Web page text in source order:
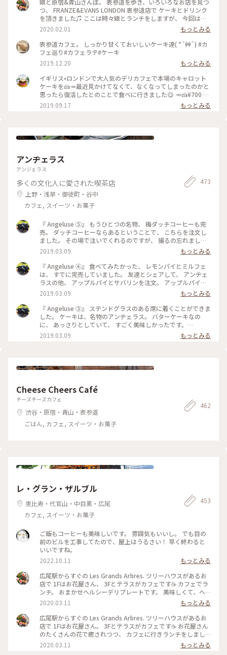
つ、 FRANZE&EVANS LONDON 表参道店で ケーキとドリンク
を頂きました♫ ここは時々娘とランチをしますが、 今回はケ
ーキを、私はビーツのカフェラテと一緒に♡ どのケーキもと
ってもかわいくて 美味しそうで迷いました。 私は今回パンプ
ディングのケーキで、 あたたかくて美味しかったです(o^^o)
居心地が良くホッとひと息。 パンプディングとカフェラテで
ゆっくりあたたまりました(^-^) #franzeandevanslondon #表
参道 #神宮前 #東京 #冬のおでかけ #わたしの街 #ケーキ #カフ
ェラテ #ビーツ #ラテアート #カフェ #青山
2020.02.01
もっとみる
表参道カフェ。 しっかり甘くておいしいケーキ達( *´艸`) #カ
フェ巡り#カフェラテ#ケーキ
2019.12.20
もっとみる
イギリス•ロンドンで大人気のデリカフェで本場のキャロット
ケーキを🍰🥕最近見かけてなくて、なくなってしまったのかと
思ったら復活したとのことで食べに行きました😋 🥕🍰¥700 #
フランツアンドエヴァンス #キャロットケーキ #表参道
2019.09.17 もっとみる
アンヂェラス
アンジェラス
多くの文化人に愛された喫茶店
上野・浅草・御徒町・谷中
カフェ, スイーツ・お菓子
473
『 Angeluse ⑤』 もうひとつの名物、 梅ダッチコーヒーも完
売。 ダッチコーヒーならあるということで、 こちらを注文し
ました。 その場で注いでくれるのですが、 撮るの忘れました
😅 美味しくいただきました。 最初で最後の訪問になりました
が、 本当に行くことが出来てよかったです。 #angeluse#アン
ヂェラス#浅草カフェ#ダッチコーヒー
2019.03.09
もっとみる
『 Angeluse ④』 食べてみたかった、 レモンパイとミルフェ
は、 すでに完売していました。 友達とシェアして、 アンヂェ
ラスの他、 アップルパイとサバリンを注文。 アップルパイ
は、みっちり。 サバリンは、しみしみでした。 #angeluse#ア
ンヂェラス#浅草カフェ#ケーキ#アップルパイ#サバリン
2019.03.09
もっとみる
『 Angeluse ③』 ステンドグラスのある席に着くことができま
した。 ケーキは、名物のアンヂェラス。 バターケーキなの
に、 あっさりとしていて、 すごく美味しかったです。
#angeluse#アンヂェラス#浅草カフェ#ケーキ#おやつ
2019.03.09 もっとみる
Cheese Cheers Café
チーズチーズカフェ
渋谷・原宿・青山・表参道
ごはん, カフェ, スイーツ・お菓子
462
レ・グラン・ザルブル
恵比寿・代官山・中目黒・広尾
カフェ, スイーツ・お菓子
453
ご飯もコーヒーも美味しいです。 雰囲気もいいし。 でも目の
前のビルを工事してたので、屋上はうるさい！ 早く終わると
いいですね。
2022.10.11
もっとみる
広尾駅からすぐの Les Grands Arbres. ツリーハウスがあるお
店で 1Fはお花屋さん、 3Fとテラスがカフェです☕️ カフェでラ
ンチ。 おまかせヘルシーデリプレートです。 美味しくて、ヘ
ルシー（*'∀'人）*+ 野菜がたっぷりとれます。 スープとパン
付きです🥪 #レグランザンブル #lesgrandsarbres #広尾 #東京
#わたしの街 #カフェ #花屋 #南麻布
2020.03.11
もっとみる
広尾駅からすぐの Les Grands Arbres. ツリーハウスがあるお
店で 1Fはお花屋さん。 3Fとテラスがカフェです☕️ お花屋さん
のたくさんの花で癒されつつ、 カフェに行きランチをしまし
た☺️ #レグランザンブル #lesgrandsarbres #ツリーハウス #メ
ルヘン #わたしの街 #東京 #広尾 #花屋 #カフェ
2020.03.11 もっとみる